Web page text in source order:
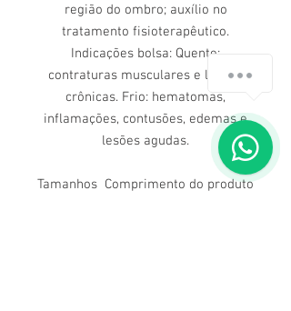
região do ombro; auxílio no
tratamento fisioterapêutico.
Indicações bolsa: Quente:
contraturas musculares e lesões
crônicas. Frio: hematomas,
inflamações, contusões, edemas e
lesões agudas.
Tamanhos Comprimento do produto
How can we help you?
1